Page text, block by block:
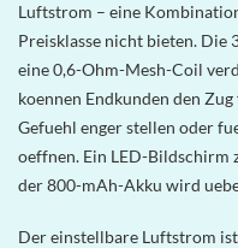
Luftstrom – eine
Preisklasse nicht bieten. Die
eine 0,6-Ohm-Mesh-Coil
koennen Endkunden den
Gefuehl enger stellen oder
oeffnen. Ein LED-Bildschirm
der 800-mAh-Akku wird
Der einstellbare Luftstrom